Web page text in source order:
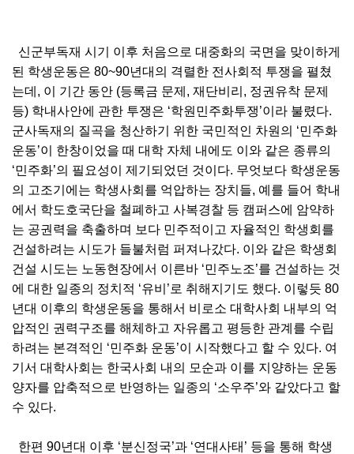
신군부독재 시기 이후 처음으로 대중화의 국면을 맞이하게
된 학생운동은 80~90년대의 격렬한 전사회적 투쟁을 펼쳤
는데, 이 기간 동안 (등록금 문제, 재단비리, 정권유착 문제
등) 학내사안에 관한 투쟁은 ‘학원민주화투쟁’이라 불렸다.
군사독재의 질곡을 청산하기 위한 국민적인 차원의 ‘민주화
운동’이 한창이었을 때 대학 자체 내에도 이와 같은 종류의
‘민주화’의 필요성이 제기되었던 것이다. 무엇보다 학생운동
의 고조기에는 학생사회를 억압하는 장치들, 예를 들어 학내
에서 학도호국단을 철폐하고 사복경찰 등 캠퍼스에 암약하
는 공권력을 축출하며 보다 민주적이고 자율적인 학생회를
건설하려는 시도가 들불처럼 퍼져나갔다. 이와 같은 학생회
건설 시도는 노동현장에서 이른바 ‘민주노조’를 건설하는 것
에 대한 일종의 정치적 ‘유비’로 취해지기도 했다. 이렇듯 80
년대 이후의 학생운동을 통해서 비로소 대학사회 내부의 억
압적인 권력구조를 해체하고 자유롭고 평등한 관계를 수립
하려는 본격적인 ‘민주화 운동’이 시작했다고 할 수 있다. 여
기서 대학사회는 한국사회 내의 모순과 이를 지양하는 운동
양자를 압축적으로 반영하는 일종의 ‘소우주’와 같았다고 할
수 있다.
한편 90년대 이후 ‘분신정국’과 ‘연대사태’ 등을 통해 학생